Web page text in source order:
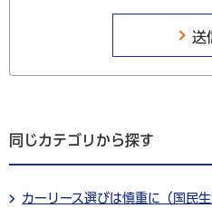
同じカテゴリから探す
カーリース選びは慎重に（国民生